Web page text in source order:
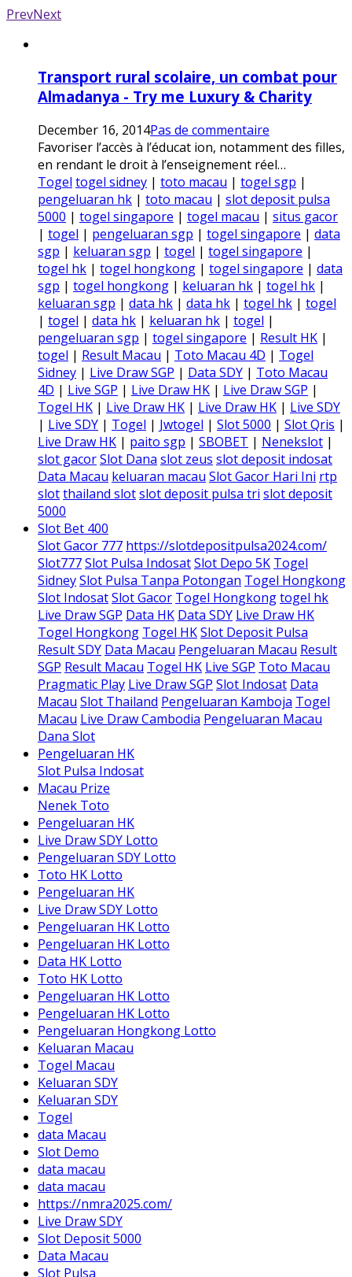
PrevNext
Transport rural scolaire, un combat pour
Almadanya - Try me Luxury & Charity
December 16, 2014Pas de commentaire
Favoriser l’accès à l’éducat ion, notamment des filles,
en rendant le droit à l’enseignement réel…
Togel togel sidney | toto macau | togel sgp |
pengeluaran hk | toto macau | slot deposit pulsa
5000 | togel singapore | togel macau | situs gacor
| togel | pengeluaran sgp | togel singapore | data
sgp | keluaran sgp | togel | togel singapore |
togel hk | togel hongkong | togel singapore | data
sgp | togel hongkong | keluaran hk | togel hk |
keluaran sgp | data hk | data hk | togel hk | togel
| togel | data hk | keluaran hk | togel |
pengeluaran sgp | togel singapore | Result HK |
togel | Result Macau | Toto Macau 4D | Togel
Sidney | Live Draw SGP | Data SDY | Toto Macau
4D | Live SGP | Live Draw HK | Live Draw SGP |
Togel HK | Live Draw HK | Live Draw HK | Live SDY
| Live SDY | Togel | Jwtogel | Slot 5000 | Slot Qris |
Live Draw HK | paito sgp | SBOBET | Nenekslot |
slot gacorSlot Dana slot zeus slot deposit indosat
Data Macau keluaran macau Slot Gacor Hari Ini rtp
slotthailand slotslot deposit pulsa tri slot deposit
5000
Slot Bet 400
Slot Gacor 777 https://slotdepositpulsa2024.com/
Slot777Slot Pulsa IndosatSlot Depo 5K Togel
SidneySlot Pulsa Tanpa Potongan Togel Hongkong
Slot IndosatSlot Gacor Togel Hongkongtogel hk
Live Draw SGP Data HK Data SDY Live Draw HK
Togel Hongkong Togel HKSlot Deposit Pulsa
Result SDY Data Macau Pengeluaran Macau Result
SGP Result Macau Togel HK Live SGP Toto Macau
Pragmatic Play Live Draw SGP Slot Indosat Data
Macau Slot Thailand Pengeluaran Kamboja Togel
Macau Live Draw Cambodia Pengeluaran Macau
Dana Slot
Pengeluaran HK
Slot Pulsa Indosat
Macau Prize
Nenek Toto
Pengeluaran HK
Live Draw SDY Lotto
Pengeluaran SDY Lotto
Toto HK Lotto
Pengeluaran HK
Live Draw SDY Lotto
Pengeluaran HK Lotto
Pengeluaran HK Lotto
Data HK Lotto
Toto HK Lotto
Pengeluaran HK Lotto
Pengeluaran HK Lotto
Pengeluaran Hongkong Lotto
Keluaran Macau
Togel Macau
Keluaran SDY
Keluaran SDY
Togel
data Macau
Slot Demo
data macau
data macau
https://nmra2025.com/
Live Draw SDY
Slot Deposit 5000
Data Macau
Slot Pulsa